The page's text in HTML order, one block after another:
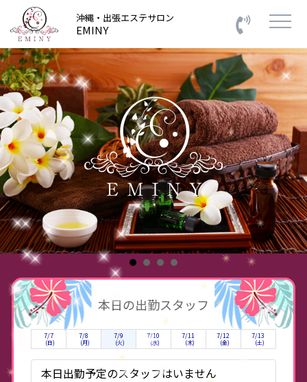
沖縄・出張エステサロン
EMINY
本日の出勤スタッフ
7/7
(日)
7/8
(月)
7/9
(火)
7/10
(水)
7/11
(木)
7/12
(金)
7/13
(土)
本日出勤予定のスタッフはいません